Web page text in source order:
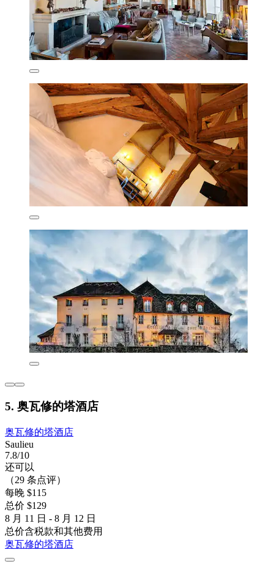
5. 奥瓦修的塔酒店
奥瓦修的塔酒店
Saulieu
7.8/10
还可以
（29 条点评）
每晚 $115
总价 $129
8 月 11 日 - 8 月 12 日
总价含税款和其他费用
奥瓦修的塔酒店